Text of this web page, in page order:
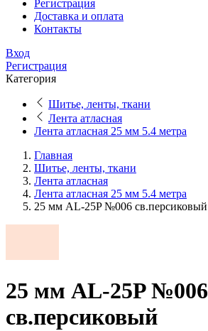
Регистрация
Доставка и оплата
Контакты
Вход
Регистрация
Категория
Шитье, ленты, ткани
Лента атласная
Лента атласная 25 мм 5.4 метра
Главная
Шитье, ленты, ткани
Лента атласная
Лента атласная 25 мм 5.4 метра
25 мм AL-25P №006 св.персиковый
25 мм AL-25P №006
св.персиковый